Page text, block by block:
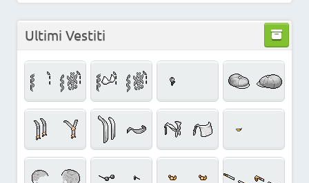
Ultimi Vestiti